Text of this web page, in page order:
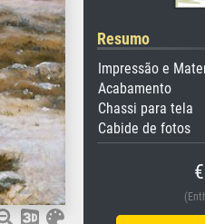
Resumo
Impressão e
Acabamento
Chassi para tela
Cabide de fotos